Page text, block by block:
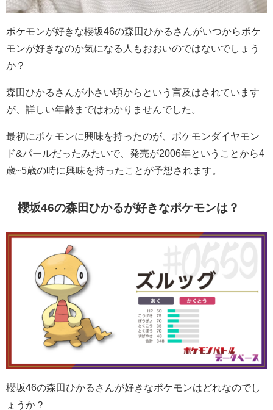
ポケモンが好きな櫻坂46の森田ひかるさんがいつからポケ
モンが好きなのか気になる人もおおいのではないでしょう
か？
森田ひかるさんが小さい頃からという言及はされています
が、詳しい年齢まではわかりませんでした。
最初にポケモンに興味を持ったのが、ポケモンダイヤモン
ド&パールだったみたいで、発売が2006年ということから4
歳~5歳の時に興味を持ったことが予想されます。
櫻坂46の森田ひかるが好きなポケモンは？
櫻坂46の森田ひかるさんが好きなポケモンはどれなのでし
ょうか？